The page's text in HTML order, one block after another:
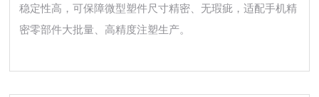
稳定性高，可保障微型塑件尺寸精密、无瑕疵，适配手机精
密零部件大批量、高精度注塑生产。